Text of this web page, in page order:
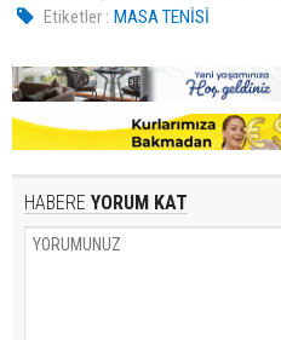
Etiketler : MASA TENİSİ
HABERE YORUM KAT